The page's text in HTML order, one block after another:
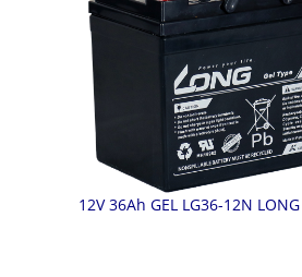
Fotovoltaice
12V 36Ah GEL LG36-12N